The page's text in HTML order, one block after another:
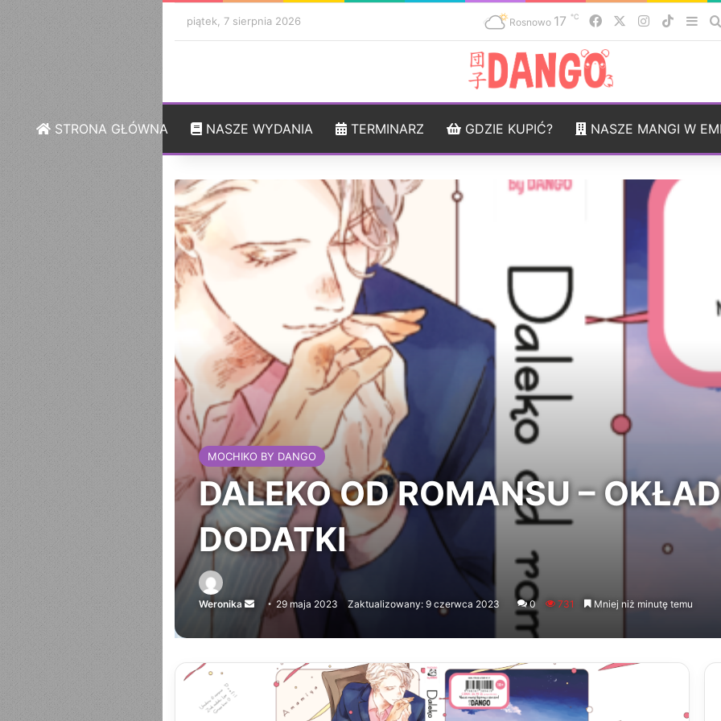
piątek, 7 sierpnia 2026 Rosnowo 17 ℃ FacebookInstagram
TikTok
STRONA GŁÓWNA NASZE WYDANIA TERMINARZ GDZIE KUPIĆ? NASZE MANGI W
MOCHIKO BY DANGO
DALEKO OD ROMANSU –
DODATKI
Weronika
Send29 maja 2023 Zaktualizowany: 9 czerwca 2023 0 731 Mniej niż minutę temu